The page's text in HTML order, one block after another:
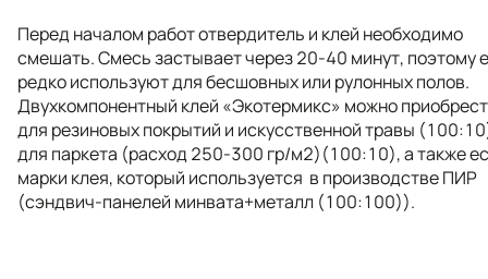
Перед началом работ отвердитель и клей необходимо
смешать. Смесь застывает через 20-40 минут, поэтому
редко используют для бесшовных или рулонных полов.
Двухкомпонентный клей «Экотермикс» можно
для резиновых покрытий и искусственной травы
для паркета (расход 250-300 гр/м2)(100:10), а также
марки клея, который используется в производстве ПИР
(сэндвич-панелей минвата+металл (100:100)).